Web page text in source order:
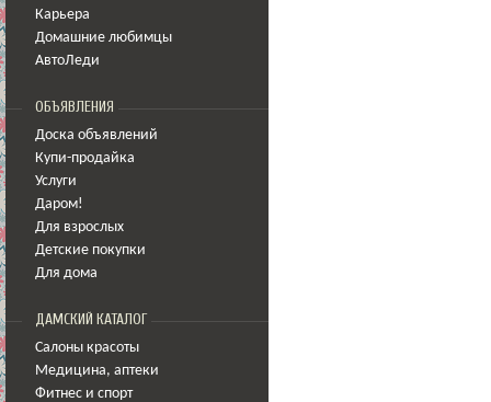
Карьера
Домашние любимцы
АвтоЛеди
ОБЪЯВЛЕНИЯ
Доска объявлений
Купи-продайка
Услуги
Даром!
Для взрослых
Детские покупки
Для дома
ДАМСКИЙ КАТАЛОГ
Салоны красоты
Медицина, аптеки
Фитнес и спорт